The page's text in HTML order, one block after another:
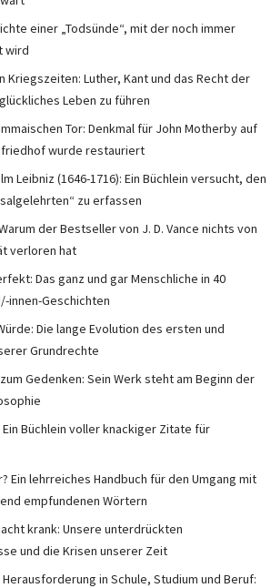
einer „Todsünde“, mit der noch immer
wird
Kriegszeiten: Luther, Kant und das Recht der
Leben zu führen
Tor: Denkmal für John Motherby auf
wurde restauriert
Leibniz (1646-1716): Ein Büchlein versucht, den
zu erfassen
der Bestseller von J. D. Vance nichts von
verloren hat
Das ganz und gar Menschliche in 40
innen-Geschichten
Die lange Evolution des ersten und
Grundrechte
Gedenken: Sein Werk steht am Beginn der
Ein Büchlein voller knackiger Zitate für
Ein lehrreiches Handbuch für den Umgang mit
empfundenen Wörtern
krank: Unsere unterdrückten
und die Krisen unserer Zeit
in Schule, Studium und Beruf: